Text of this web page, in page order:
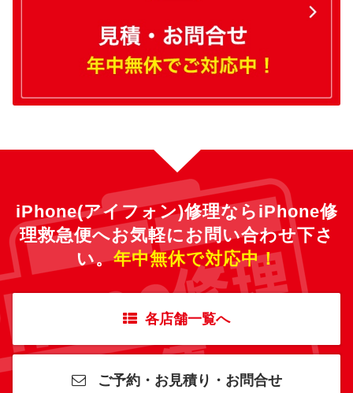
iPhone(アイフォン)修理ならiPhone修
理救急便へお気軽にお問い合わせ下さ
い。年中無休で対応中！
各店舗一覧へ
ご予約・お見積り・お問合せ